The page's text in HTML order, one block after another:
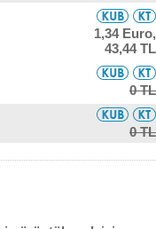
1,34 Euro,
43,44 TL
0 TL
0 TL